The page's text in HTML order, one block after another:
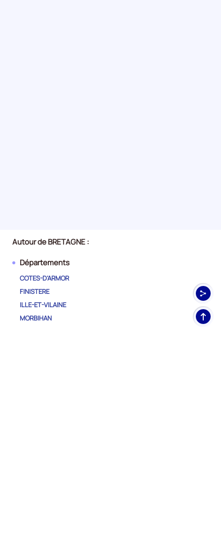
Autour de BRETAGNE :
Départements
COTES-D'ARMOR
FINISTERE
ILLE-ET-VILAINE
MORBIHAN
Haut
de